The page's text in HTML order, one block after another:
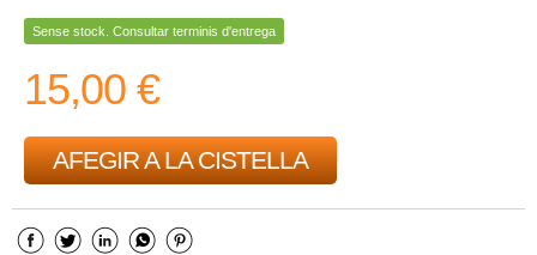
Sense stock. Consultar terminis d'entrega
15,00 €
AFEGIR A LA CISTELLA